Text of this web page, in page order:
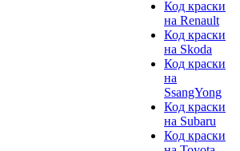
Код краски
на Renault
Код краски
на Skoda
Код краски
на
SsangYong
Код краски
на Subaru
Код краски